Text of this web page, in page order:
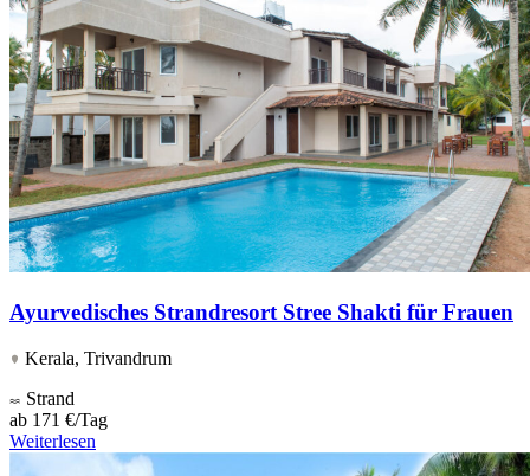
Ayurvedisches Strandresort Stree Shakti für Frauen
Kerala, Trivandrum
Strand
ab 171 €/Tag
Weiterlesen